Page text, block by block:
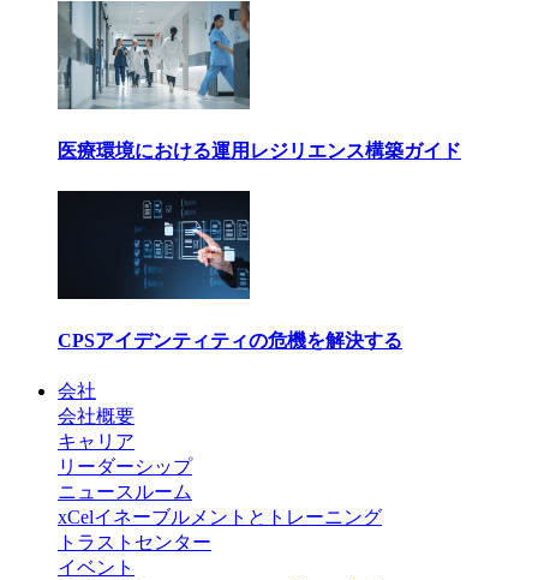
医療環境における運用レジリエンス構築ガイド
CPSアイデンティティの危機を解決する
会社
会社概要
キャリア
リーダーシップ
ニュースルーム
xCelイネーブルメントとトレーニング
トラストセンター
イベント